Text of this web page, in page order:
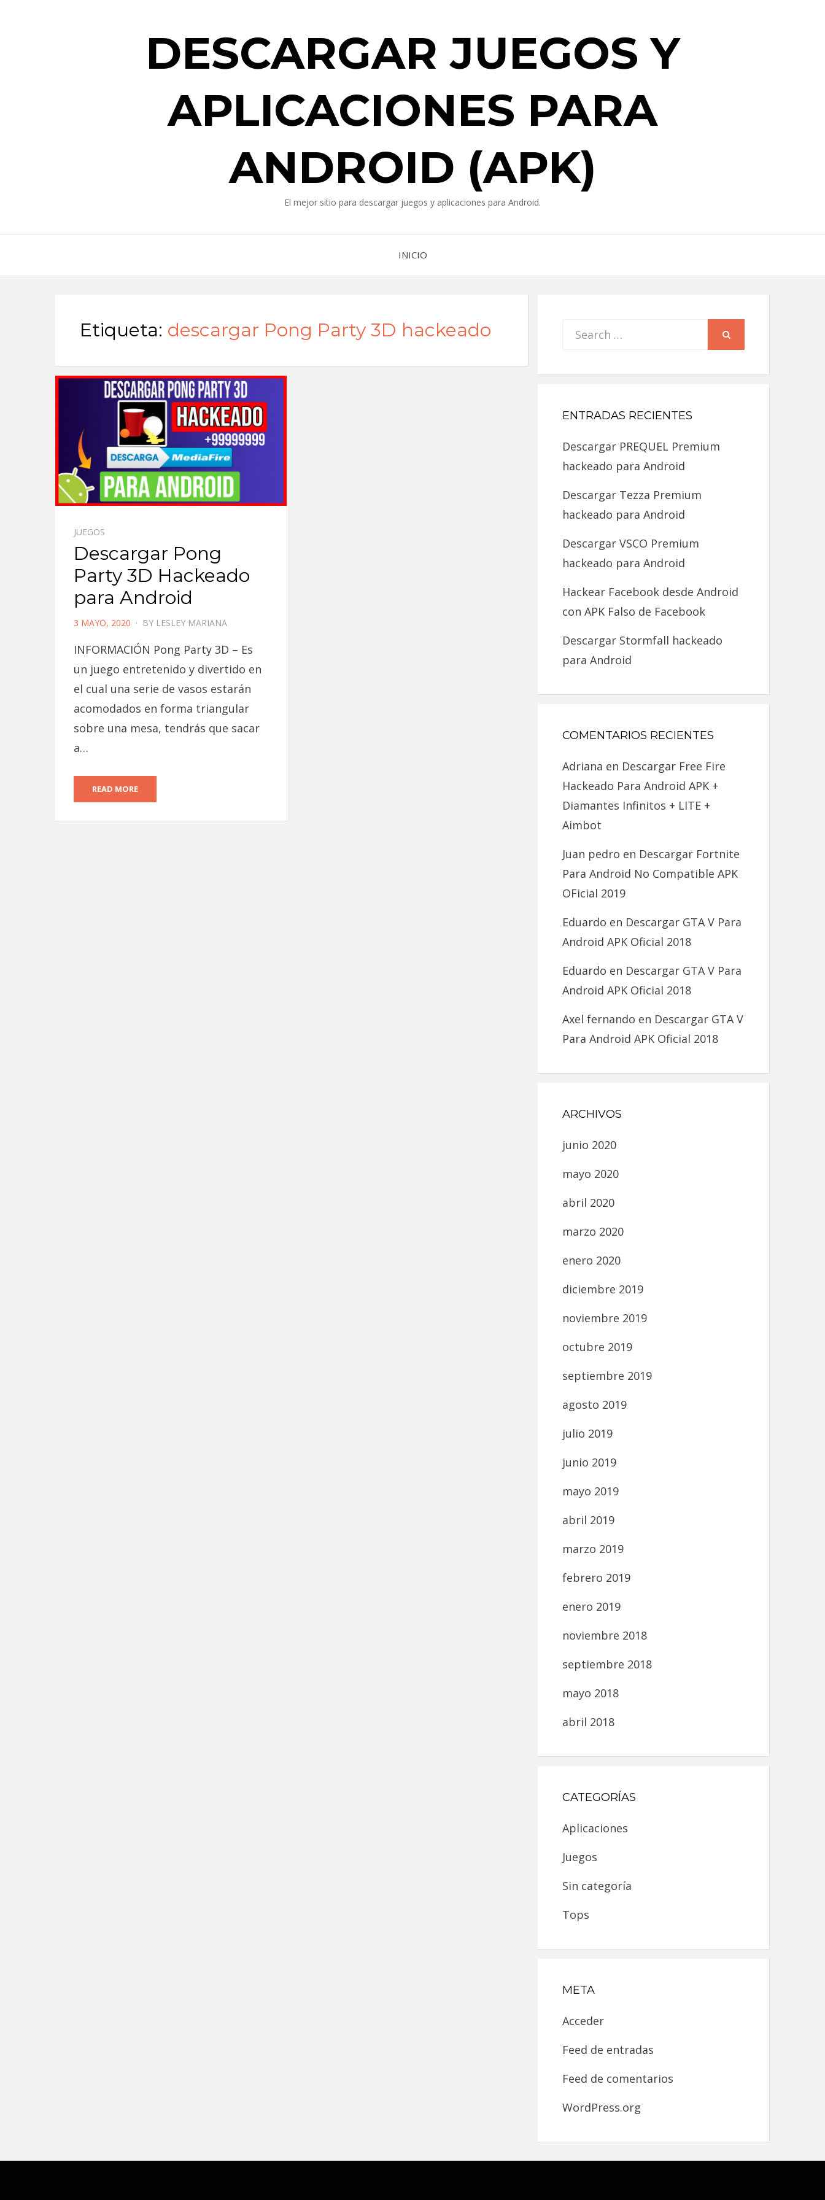
DESCARGAR JUEGOS Y
APLICACIONES PARA
ANDROID (APK)
El mejor sitio para descargar juegos y aplicaciones para Android.
INICIO
Etiqueta: descargar Pong Party 3D hackeado
JUEGOS
Descargar Pong
Party 3D Hackeado
para Android
POSTED
3 MAYO, 2020 BY LESLEY MARIANA
INFORMACIÓN Pong Party 3D – Es
un juego entretenido y divertido en
el cual una serie de vasos estarán
acomodados en forma triangular
sobre una mesa, tendrás que sacar
a…
READ MORE
Search
ENTRADAS RECIENTES
Descargar PREQUEL Premium
hackeado para Android
Descargar Tezza Premium
hackeado para Android
Descargar VSCO Premium
hackeado para Android
Hackear Facebook desde Android
con APK Falso de Facebook
Descargar Stormfall hackeado
para Android
COMENTARIOS RECIENTES
Adriana en Descargar Free Fire
Hackeado Para Android APK +
Diamantes Infinitos + LITE +
Aimbot
Juan pedro en Descargar Fortnite
Para Android No Compatible APK
OFicial 2019
Eduardo en Descargar GTA V Para
Android APK Oficial 2018
Eduardo en Descargar GTA V Para
Android APK Oficial 2018
Axel fernando en Descargar GTA V
Para Android APK Oficial 2018
ARCHIVOS
junio 2020
mayo 2020
abril 2020
marzo 2020
enero 2020
diciembre 2019
noviembre 2019
octubre 2019
septiembre 2019
agosto 2019
julio 2019
junio 2019
mayo 2019
abril 2019
marzo 2019
febrero 2019
enero 2019
noviembre 2018
septiembre 2018
mayo 2018
abril 2018
CATEGORÍAS
Aplicaciones
Juegos
Sin categoría
Tops
META
Acceder
Feed de entradas
Feed de comentarios
WordPress.org